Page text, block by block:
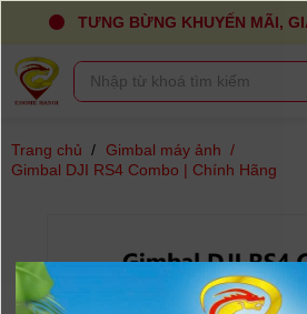
TƯNG BỪNG KHUYẾN MÃI,
Trang chủ / Gimbal máy ảnh /
Gimbal DJI RS4 Combo | Chính Hãng